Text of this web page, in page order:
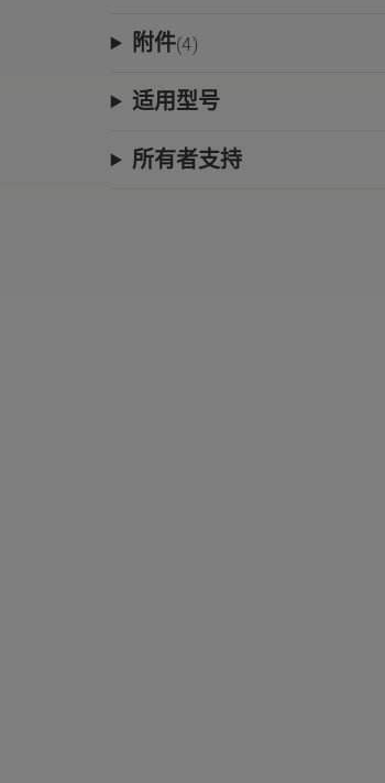
附件(4)
适用型号
所有者支持